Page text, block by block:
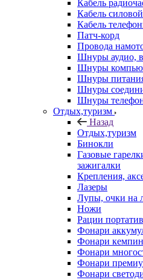
Кабель
Кабель
Кабель
Патч-корд
Провода
Шнуры аудио,
Шнуры
Шнуры
Шнуры
Шнуры
Отдых,туризм
Назад
Отдых,туризм
Бинокли
Газовые
зажигалки
Крепления,
Лазеры
Лупы, очки на
Ножи
Рации
Фонари
Фонари
Фонари
Фонари
Фонари